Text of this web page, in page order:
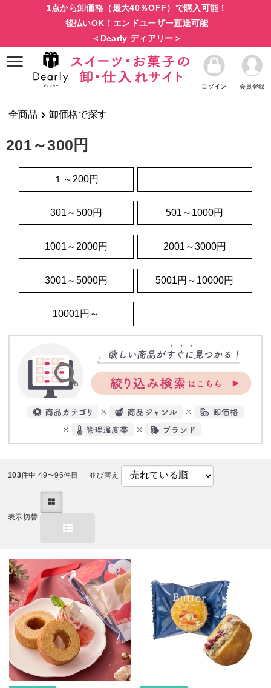
1点から卸価格（最大40％OFF）で購入可能！
後払いOK！エンドユーザー直送可能
＜Dearly ディアリー＞
ログイン 会員登録
全商品 卸価格で探す
201～300円
１～200円
301～500円 501～1000円
1001～2000円 2001～3000円
3001～5000円 5001円～10000円
10001円～
103件中 49〜96件目 並び替え
表示切替